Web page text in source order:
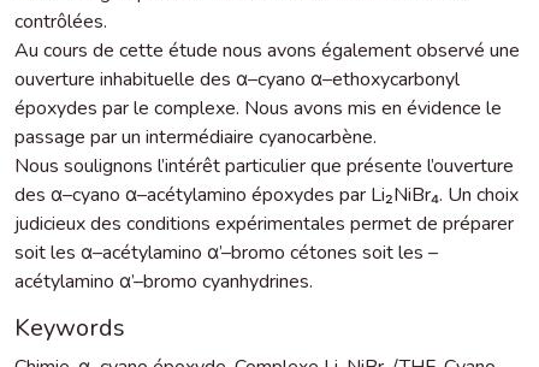
contrôlées.
Au cours de cette étude nous avons également observé une
ouverture inhabituelle des α–cyano α–ethoxycarbonyl
époxydes par le complexe. Nous avons mis en évidence le
passage par un intermédiaire cyanocarbène.
Nous soulignons l’intérêt particulier que présente l’ouverture
des α–cyano α–acétylamino époxydes par Li₂NiBr₄. Un choix
judicieux des conditions expérimentales permet de préparer
soit les α–acétylamino α’–bromo cétones soit les –
acétylamino α’–bromo cyanhydrines.
Keywords